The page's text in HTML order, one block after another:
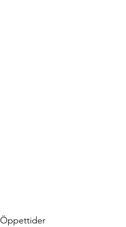
Öppettider